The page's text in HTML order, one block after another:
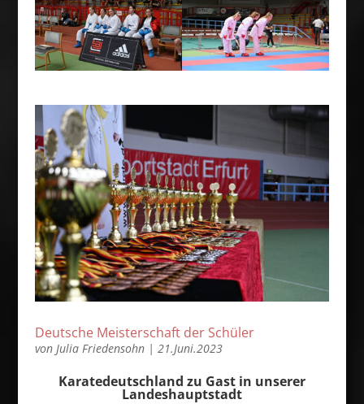
Deutsche Meisterschaft der Schüler
von Julia Friedensohn| 21.Juni.2023
Karatedeutschland zu Gast in unserer
Landeshauptstadt